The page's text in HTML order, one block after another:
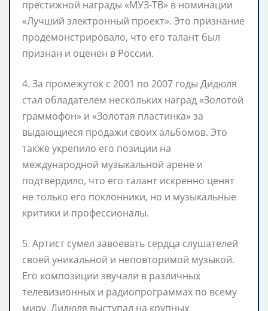
престижной награды «МУЗ-ТВ» в номинации
«Лучший электронный проект». Это признание
продемонстрировало, что его талант был
признан и оценен в России.
4. За промежуток с 2001 по 2007 годы Дидюля
стал обладателем нескольких наград «Золотой
граммофон» и «Золотая пластинка» за
выдающиеся продажи своих альбомов. Это
также укрепило его позиции на
международной музыкальной арене и
подтвердило, что его талант искренно ценят
не только его поклонники, но и музыкальные
критики и профессионалы.
5. Артист сумел завоевать сердца слушателей
своей уникальной и неповторимой музыкой.
Его композиции звучали в различных
телевизионных и радиопрограммах по всему
миру. Дидюля выступал на крупных